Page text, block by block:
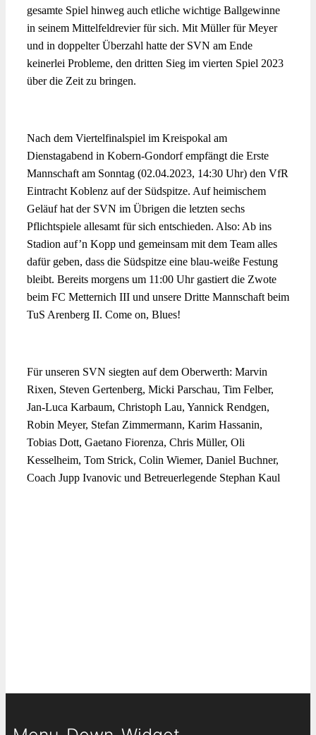
gesamte Spiel hinweg auch etliche wichtige Ballgewinne
in seinem Mittelfeldrevier für sich. Mit Müller für Meyer
und in doppelter Überzahl hatte der SVN am Ende
keinerlei Probleme, den dritten Sieg im vierten Spiel 2023
über die Zeit zu bringen.
Nach dem Viertelfinalspiel im Kreispokal am
Dienstagabend in Kobern-Gondorf empfängt die Erste
Mannschaft am Sonntag (02.04.2023, 14:30 Uhr) den VfR
Eintracht Koblenz auf der Südspitze. Auf heimischem
Geläuf hat der SVN im Übrigen die letzten sechs
Pflichtspiele allesamt für sich entschieden. Also: Ab ins
Stadion auf’n Kopp und gemeinsam mit dem Team alles
dafür geben, dass die Südspitze eine blau-weiße Festung
bleibt. Bereits morgens um 11:00 Uhr gastiert die Zwote
beim FC Metternich III und unsere Dritte Mannschaft beim
TuS Arenberg II. Come on, Blues!
Für unseren SVN siegten auf dem Oberwerth: Marvin
Rixen, Steven Gertenberg, Micki Parschau, Tim Felber,
Jan-Luca Karbaum, Christoph Lau, Yannick Rendgen,
Robin Meyer, Stefan Zimmermann, Karim Hassanin,
Tobias Dott, Gaetano Fiorenza, Chris Müller, Oli
Kesselheim, Tom Strick, Colin Wiemer, Daniel Buchner,
Coach Jupp Ivanovic und Betreuerlegende Stephan Kaul